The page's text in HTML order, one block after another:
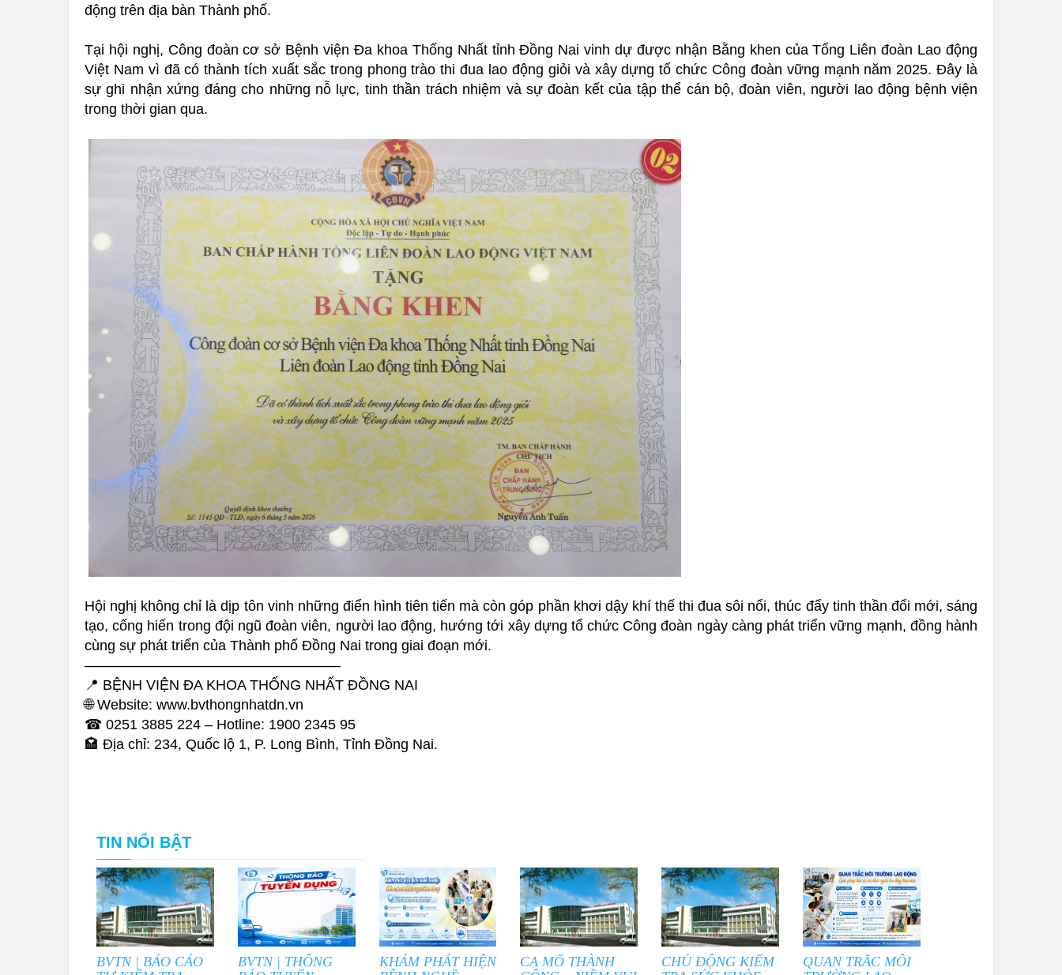
động trên địa bàn Thành phố.
Tại hội nghị, Công đoàn cơ sở Bệnh viện Đa khoa Thống Nhất tỉnh Đồng Nai vinh dự được nhận Bằng khen của Tổng Liên đoàn Lao động
Việt Nam vì đã có thành tích xuất sắc trong phong trào thi đua lao động giỏi và xây dựng tổ chức Công đoàn vững mạnh năm 2025. Đây là
sự ghi nhận xứng đáng cho những nỗ lực, tinh thần trách nhiệm và sự đoàn kết của tập thể cán bộ, đoàn viên, người lao động bệnh viện
trong thời gian qua.
Hội nghị không chỉ là dịp tôn vinh những điển hình tiên tiến mà còn góp phần khơi dậy khí thế thi đua sôi nổi, thúc đẩy tinh thần đổi mới, sáng
tạo, cống hiến trong đội ngũ đoàn viên, người lao động, hướng tới xây dựng tổ chức Công đoàn ngày càng phát triển vững mạnh, đồng hành
cùng sự phát triển của Thành phố Đồng Nai trong giai đoạn mới.
——————————————————
📍 BỆNH VIỆN ĐA KHOA THỐNG NHẤT ĐỒNG NAI
🌐 Website: www.bvthongnhatdn.vn
☎ 0251 3885 224 – Hotline: 1900 2345 95
🏩 Địa chỉ: 234, Quốc lộ 1, P. Long Bình, Tỉnh Đồng Nai.
TIN NỔI BẬT
BVTN | BÁO CÁO
BVTN | THÔNG
KHÁM PHÁT HIỆN
CA MỔ THÀNH
CHỦ ĐỘNG KIỂM
QUAN TRẮC MÔI